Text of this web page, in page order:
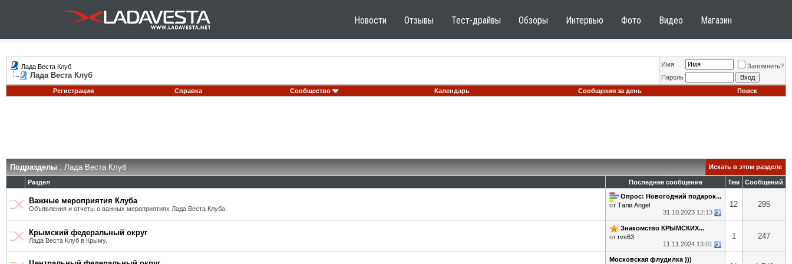
Новости Отзывы Тест-драйвы Обзоры Интервью Фото Видео Магазин
Лада Веста Клуб
Лада Веста Клуб
Имя
Запомнить?
Пароль
Регистрация
Справка Сообщество Календарь Сообщения за день Поиск
Подразделы: Лада Веста Клуб Искать в этом разделе
Раздел Последнее сообщение Тем Сообщений
Важные мероприятия Клуба
Объявления и отчеты о важных мероприятиях Лада Веста Клуба.
Опрос: Новогодний подарок...
от Тали Angel
31.10.2023 12:13
12 295
Крымский федеральный округ
Лада Веста Клуб в Крыму.
Знакомство КРЫМСКИХ...
от rvs63
11.11.2024 13:01
1 247
Московская флудилка )))